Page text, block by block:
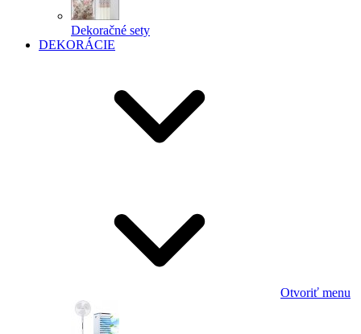
Dekoračné sety
DEKORÁCIE
Otvoriť menu